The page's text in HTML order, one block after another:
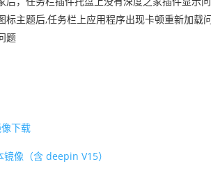
标主题后,任务栏上应用程序出现卡顿重新加载
题
下载
像（含 deepin V15）